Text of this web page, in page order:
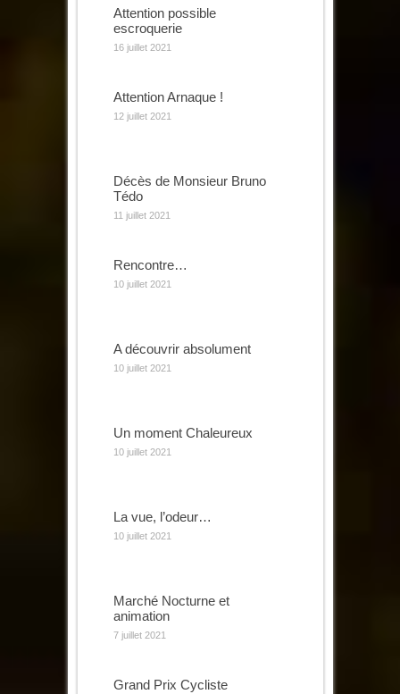
Attention possible
escroquerie
16 juillet 2021
Attention Arnaque !
12 juillet 2021
Décès de Monsieur Bruno
Tédo
11 juillet 2021
Rencontre…
10 juillet 2021
A découvrir absolument
10 juillet 2021
Un moment Chaleureux
10 juillet 2021
La vue, l’odeur…
10 juillet 2021
Marché Nocturne et
animation
7 juillet 2021
Grand Prix Cycliste